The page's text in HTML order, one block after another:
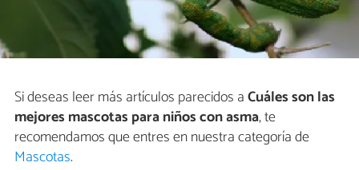
Si deseas leer más artículos parecidos aCuáles son las
mejores mascotas para niños con asma, te
recomendamos que entres en nuestra categoría de
Mascotas.